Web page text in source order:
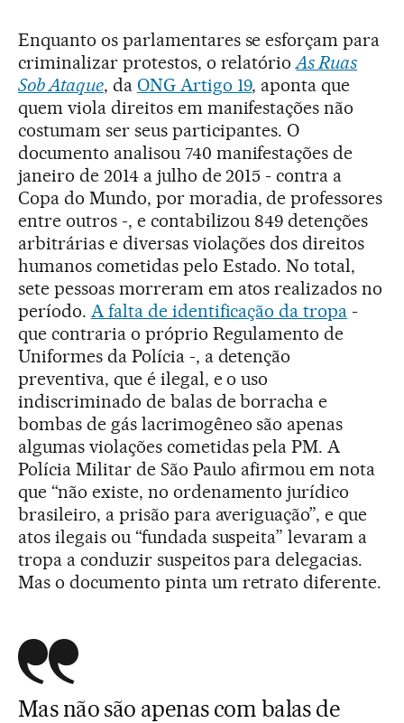
Enquanto os parlamentares se esforçam para
criminalizar protestos, o relatórioAs Ruas
Sob Ataque, da ONG Artigo 19, aponta que
quem viola direitos em manifestações não
costumam ser seus participantes. O
documento analisou 740 manifestações de
janeiro de 2014 a julho de 2015 - contra a
Copa do Mundo, por moradia, de professores
entre outros -, e contabilizou 849 detenções
arbitrárias e diversas violações dos direitos
humanos cometidas pelo Estado. No total,
sete pessoas morreram em atos realizados no
período. A falta de identificação da tropa -
que contraria o próprio Regulamento de
Uniformes da Polícia -, a detenção
preventiva, que é ilegal, e o uso
indiscriminado de balas de borracha e
bombas de gás lacrimogêneo são apenas
algumas violações cometidas pela PM. A
Polícia Militar de São Paulo afirmou em nota
que “não existe, no ordenamento jurídico
brasileiro, a prisão para averiguação”, e que
atos ilegais ou “fundada suspeita” levaram a
tropa a conduzir suspeitos para delegacias.
Mas o documento pinta um retrato diferente.
Mas não são apenas com balas de